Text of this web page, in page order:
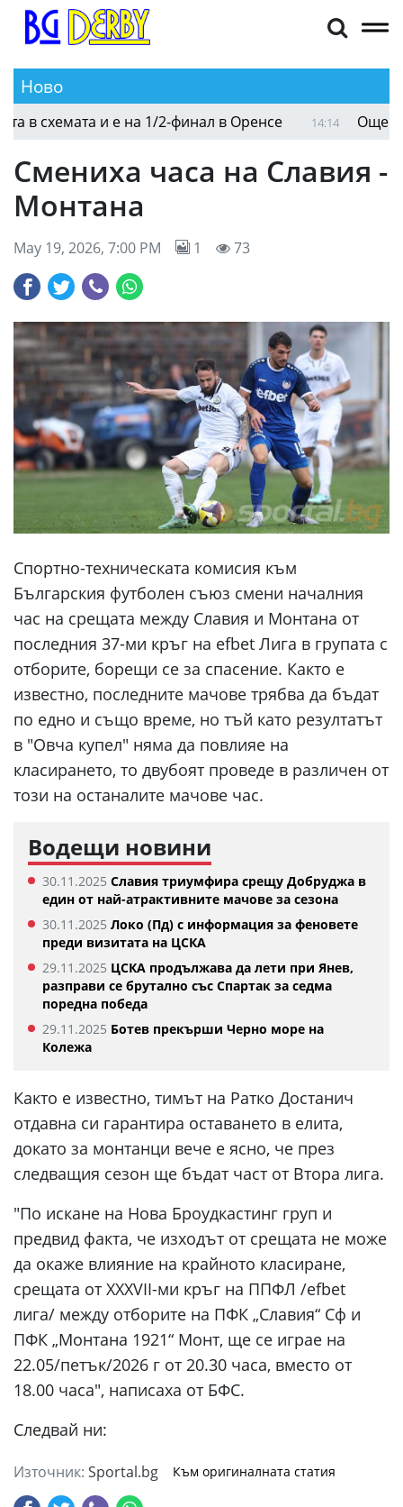
Ново
и е на 1/2-финал в Оренсе Още две
Смениха часа на Славия -
Монтана
May 19, 2026, 7:00 PM 1 73
Спортно-техническата комисия към
Българския футболен съюз смени началния
час на срещата между Славия и Монтана от
последния 37-ми кръг на efbet Лига в групата с
отборите, борещи се за спасение. Както е
известно, последните мачове трябва да бъдат
по едно и също време, но тъй като резултатът
в "Овча купел" няма да повлияе на
класирането, то двубоят проведе в различен от
този на останалите мачове час.
Водещи новини
30.11.2025 Славия триумфира срещу Добруджа в
един от най-атрактивните мачове за сезона
30.11.2025 Локо (Пд) с информация за феновете
преди визитата на ЦСКА
29.11.2025 ЦСКА продължава да лети при Янев,
разправи се брутално със Спартак за седма
поредна победа
29.11.2025 Ботев прекърши Черно море на
Колежа
Както е известно, тимът на Ратко Достанич
отдавна си гарантира оставането в елита,
докато за монтанци вече е ясно, че през
следващия сезон ще бъдат част от Втора лига.
"По искане на Нова Броудкастинг груп и
предвид факта, че изходът от срещата не може
да окаже влияние на крайното класиране,
срещата от XXXVII-ми кръг на ППФЛ /efbet
лига/ между отборите на ПФК „Славия“ Сф и
ПФК „Монтана 1921“ Монт, ще се играе на
22.05/петък/2026 г от 20.30 часа, вместо от
18.00 часа", написаха от БФС.
Следвай ни:
Източник: Sportal.bg Към оригиналната статия